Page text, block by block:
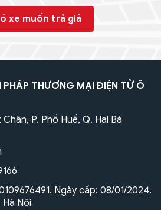
xe muốn trả giá
THƯƠNG MẠI ĐIỆN TỬ Ô
P. Phố Huế, Q. Hai Bà
Ngày cấp: 08/01/2024.
Hà Nội